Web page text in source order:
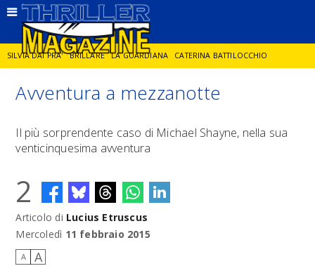
SILVIA DAI PRA' BRILLARE LA GUARDIANA CATERINA BATTILOCCHIO
JORGE DIAZ LA SPIA DELITTO IN CORNICE GIANCARLO DE CATALDO
DIEGO ZANDEL GLI ANNI DI PIETRA
Avventura a mezzanotte
Il più sorprendente caso di Michael Shayne, nella sua
venticinquesima avventura
2
Articolo di Lucius Etruscus
Mercoledì 11 febbraio 2015
A A